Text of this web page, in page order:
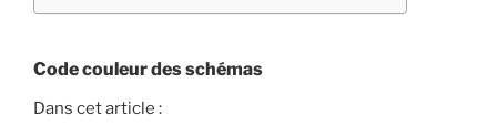
Code couleur des schémas
Dans cet article :